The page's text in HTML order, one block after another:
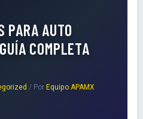
PARA AUTO
COMPLETA
/ Por Equipo APAMX